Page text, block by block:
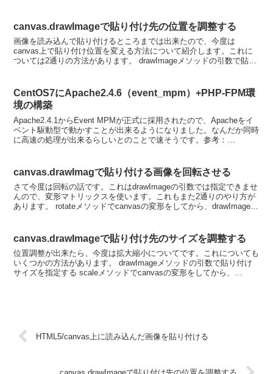
canvas.drawImageで貼り付け先の位置を調整する
画像を読み込んで貼り付けるところまでは出来たので、今度は
canvas上で貼り付け位置を変える方法について紹介します。これに
ついては2通りの方法があります。 drawImageメソッドの引数で貼り
CentOS7にApache2.4.6（event_mpm）+PHP-FPM環
境の構築
Apache2.4.1からEvent MPMが正式に採用されたので、Apacheをイ
ベント駆動型で動かすことが出来るようになりました。なんだか同時
に高速の処理が出来るらしいとのことで速そうです。参考：
canvas.drawImagで貼り付ける画像を回転させる
さて今度は回転の話です。これはdrawImageの引数では指定できませ
んので、変形マトリックスを使います。これもまた2通りのやり方が
あります。 rotateメソッドでcanvasの変形をしてから、drawImageで
canvas.drawImageで貼り付け先のサイズを調整する
位置調整が出来たら、今度は拡大縮小についてです。これについても
いくつかの方法があります。 drawImageメソッドの引数で貼り付け
サイズを指定する scaleメソッドでcanvasの変形をしてから、
HTML5/canvas上に読み込んだ画像を貼り付ける